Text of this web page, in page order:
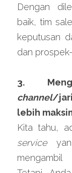
Dengan
baik, tim
keputusan
dan
channel/
lebih
Kita tahu,
service